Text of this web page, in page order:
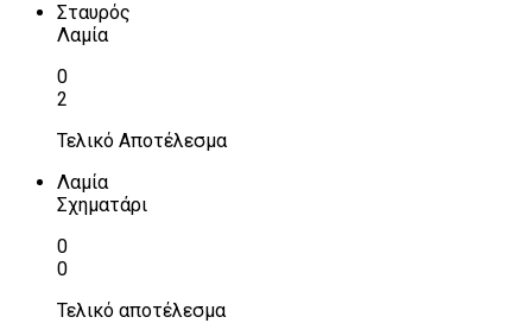
Σταυρός
Λαμία
0
2
Τελικό Αποτέλεσμα
Λαμία
Σχηματάρι
0
0
Τελικό αποτέλεσμα